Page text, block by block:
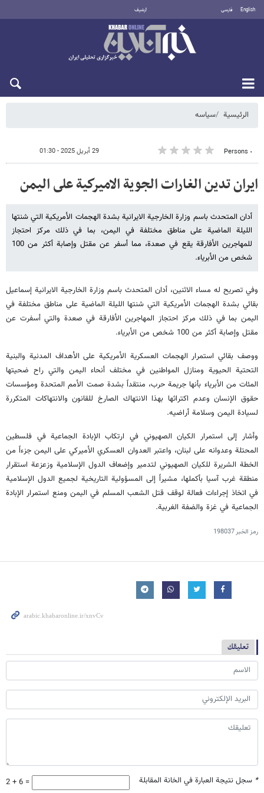
English فارسی أرشيف
الرئيسية سیاسه
٠ Persons 29 أبريل 2025 - 01:30
ايران تدين الغارات الجوية الاميركية على اليمن
أدان المتحدث باسم وزارة الخارجية الايرانية بشدة الهجمات الأمريكية التي شنتها
الليلة الماضية على مناطق مختلفة في اليمن، بما في ذلك مركز احتجاز
للمهاجرين الأفارقة يقع في صعدة، مما أسفر عن مقتل وإصابة أكثر من 100
شخص من الأبرياء.
وفي تصريح له مساء الاثنين، أدان المتحدث باسم وزارة الخارجية الايرانية إسماعيل
بقائي بشدة الهجمات الأمريكية التي شنتها الليلة الماضية على مناطق مختلفة في
اليمن بما في ذلك مركز احتجاز المهاجرين الأفارقة في صعدة والتي أسفرت عن
مقتل وإصابة أكثر من 100 شخص من الأبرياء.
ووصف بقائي استمرار الهجمات العسكرية الأمريكية على الأهداف المدنية والبنية
التحتية الحيوية ومنازل المواطنين في مختلف أنحاء اليمن والتي راح ضحيتها
المئات من الأبرياء بأنها جريمة حرب، منتقداً بشدة صمت الأمم المتحدة ومؤسسات
حقوق الإنسان وعدم اكتراثها بهذا الانتهاك الصارخ للقانون والانتهاكات المتكررة
لسيادة اليمن وسلامة أراضيه.
وأشار إلى استمرار الكيان الصهيوني في ارتكاب الإبادة الجماعية في فلسطين
المحتلة وعدوانه على لبنان، واعتبر العدوان العسكري الأميركي على اليمن جزءاً من
الخطة الشريرة للكيان الصهيوني لتدمير وإضعاف الدول الإسلامية وزعزعة استقرار
منطقة غرب آسيا بأكملها، مشيراً إلى المسؤولية التاريخية لجميع الدول الإسلامية
في اتخاذ إجراءات فعالة لوقف قتل الشعب المسلم في اليمن ومنع استمرار الإبادة
الجماعية في غزة والضفة الغربية.
رمز الخبر198037
تعليقك
* سجل نتيجة العبارة في الخانة المقابلة 2 + 6 =